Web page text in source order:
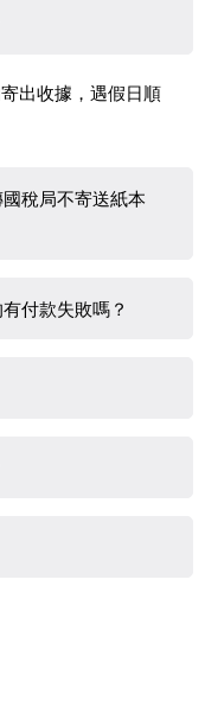
出收據，遇假日順
稅局不寄送紙本
中修改。若您非會
付款失敗嗎？
自動傳遞成功或錯
會員，可查詢註冊
登入會員後操作的